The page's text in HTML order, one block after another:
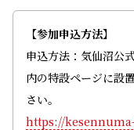
【参加申込方法】
申込方法：気仙沼公
内の特設ページに設
さい。
https://